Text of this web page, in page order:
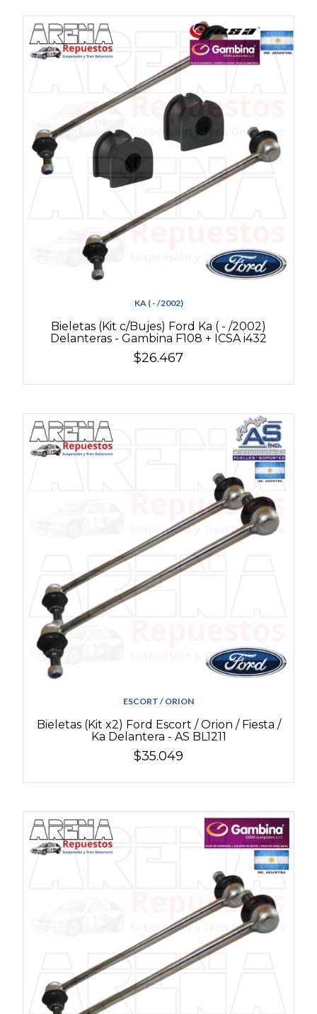
KA ( - /2002)
Bieletas (Kit c/Bujes) Ford Ka ( - /2002)
Delanteras - Gambina F108 + ICSA i432
$26.467
ESCORT / ORION
Bieletas (Kit x2) Ford Escort / Orion / Fiesta /
Ka Delantera - AS BL1211
$35.049